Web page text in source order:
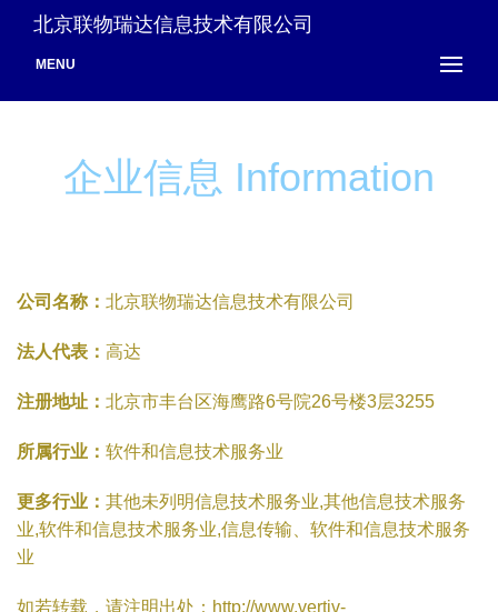
北京联物瑞达信息技术有限公司
MENU
企业信息 Information
公司名称： 北京联物瑞达信息技术有限公司
法人代表： 高达
注册地址： 北京市丰台区海鹰路6号院26号楼3层3255
所属行业： 软件和信息技术服务业
更多行业： 其他未列明信息技术服务业,其他信息技术服务
业,软件和信息技术服务业,信息传输、软件和信息技术服务
业
如若转载，请注明出处：http://www.vertiv-